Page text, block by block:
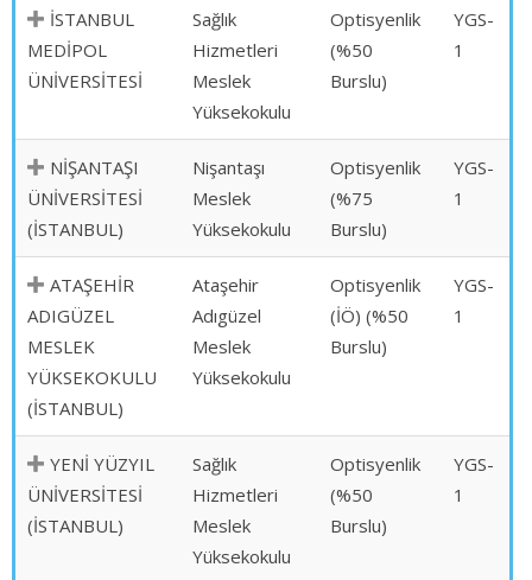
İSTANBUL
MEDİPOL
ÜNİVERSİTESİ
Sağlık
Hizmetleri
Meslek
Yüksekokulu
Optisyenlik
(%50
Burslu)
YGS-
1
NİŞANTAŞI
ÜNİVERSİTESİ
(İSTANBUL)
Nişantaşı
Meslek
Yüksekokulu
Optisyenlik
(%75
Burslu)
YGS-
1
ATAŞEHİR
ADIGÜZEL
MESLEK
YÜKSEKOKULU
(İSTANBUL)
Ataşehir
Adıgüzel
Meslek
Yüksekokulu
Optisyenlik
(İÖ) (%50
Burslu)
YGS-
1
YENİ YÜZYIL
ÜNİVERSİTESİ
(İSTANBUL)
Sağlık
Hizmetleri
Meslek
Yüksekokulu
Optisyenlik
(%50
Burslu)
YGS-
1